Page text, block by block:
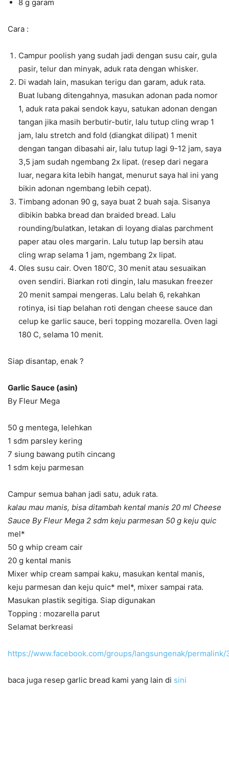
8 g garam
Cara :
Campur poolish yang sudah jadi dengan susu cair, gula
pasir, telur dan minyak, aduk rata dengan whisker.
Di wadah lain, masukan terigu dan garam, aduk rata.
Buat lubang ditengahnya, masukan adonan pada nomor
1, aduk rata pakai sendok kayu, satukan adonan dengan
tangan jika masih berbutir-butir, lalu tutup cling wrap 1
jam, lalu stretch and fold (diangkat dilipat) 1 menit
dengan tangan dibasahi air, lalu tutup lagi 9-12 jam, saya
3,5 jam sudah ngembang 2x lipat. (resep dari negara
luar, negara kita lebih hangat, menurut saya hal ini yang
bikin adonan ngembang lebih cepat).
Timbang adonan 90 g, saya buat 2 buah saja. Sisanya
dibikin babka bread dan braided bread. Lalu
rounding/bulatkan, letakan di loyang dialas parchment
paper atau oles margarin. Lalu tutup lap bersih atau
cling wrap selama 1 jam, ngembang 2x lipat.
Oles susu cair. Oven 180’C, 30 menit atau sesuaikan
oven sendiri. Biarkan roti dingin, lalu masukan freezer
20 menit sampai mengeras. Lalu belah 6, rekahkan
rotinya, isi tiap belahan roti dengan cheese sauce dan
celup ke garlic sauce, beri topping mozarella. Oven lagi
180 C, selama 10 menit.
Siap disantap, enak ?
Garlic Sauce (asin)
By Fleur Mega
50 g mentega, lelehkan
1 sdm parsley kering
7 siung bawang putih cincang
1 sdm keju parmesan
Campur semua bahan jadi satu, aduk rata.
kalau mau manis, bisa ditambah kental manis 20 ml Cheese
Sauce By Fleur Mega 2 sdm keju parmesan 50 g keju quic
mel*
50 g whip cream cair
20 g kental manis
Mixer whip cream sampai kaku, masukan kental manis,
keju parmesan dan keju quic* mel*, mixer sampai rata.
Masukan plastik segitiga. Siap digunakan
Topping : mozarella parut
Selamat berkreasi
https://www.facebook.com/groups/langsungenak/
baca juga resep garlic bread kami yang lain di sini